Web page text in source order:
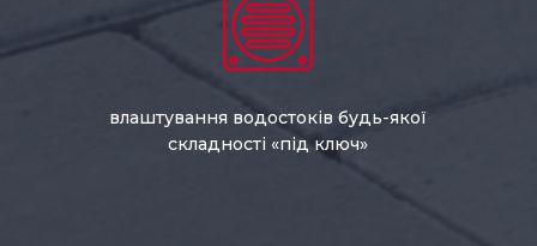
влаштування водостоків будь-якої
складності «під ключ»